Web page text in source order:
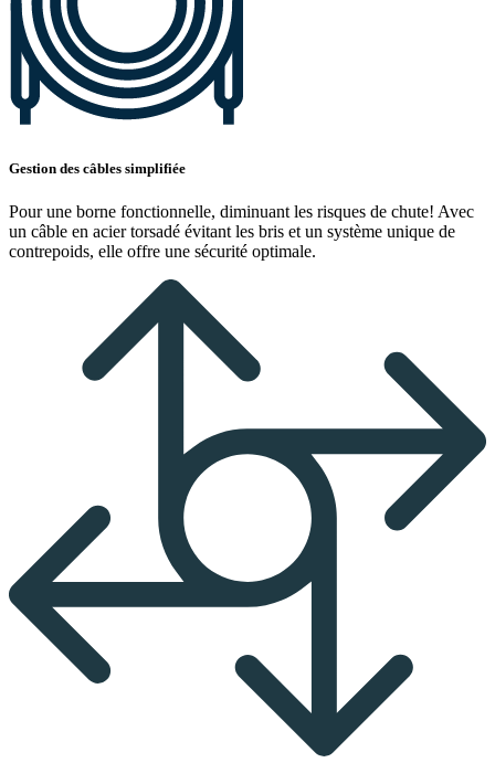
Gestion des câbles simplifiée
Pour une borne fonctionnelle, diminuant les risques de chute! Avec
un câble en acier torsadé évitant les bris et un système unique de
contrepoids, elle offre une sécurité optimale.